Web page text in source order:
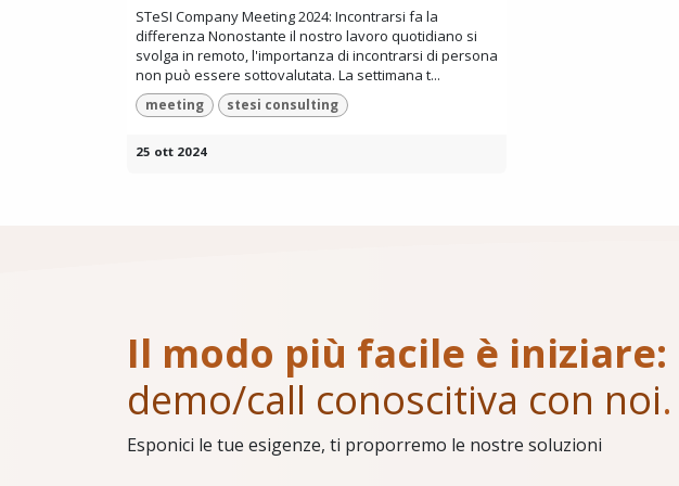
STeSI Company Meeting 2024: Incontrarsi fa la
differenza Nonostante il nostro lavoro quotidiano si
svolga in remoto, l'importanza di incontrarsi di persona
non può essere sottovalutata. La settimana t...
meeting stesi consulting
25 ott 2024
Il modo più facile è iniziare:
demo/call conoscitiva con noi.
Esponici le tue esigenze, ti proporremo le nostre soluzioni